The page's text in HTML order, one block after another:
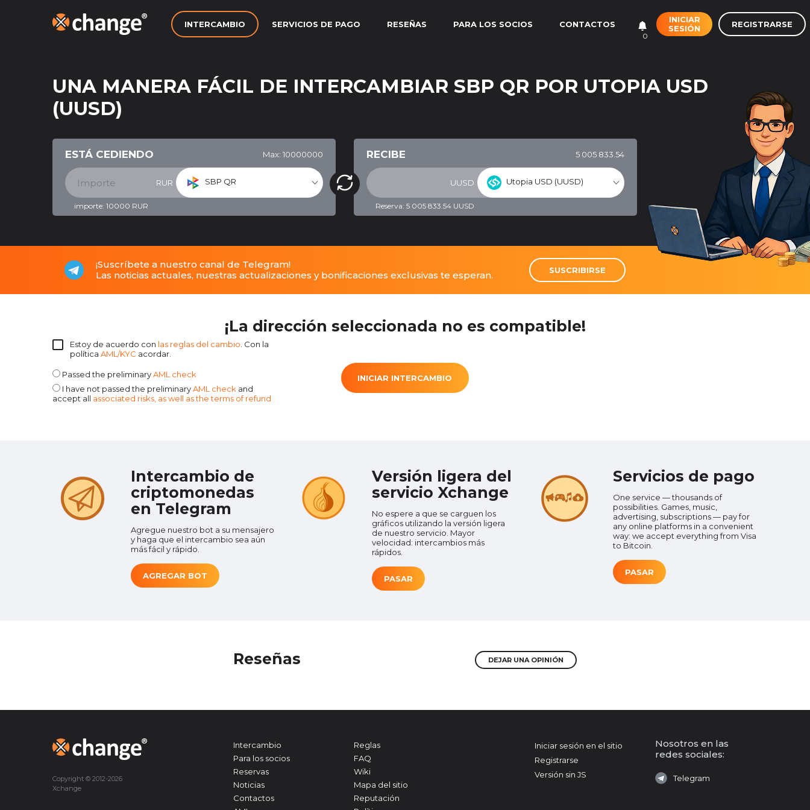
INTERCAMBIO SERVICIOS DE PAGO RESEÑAS PARA LOS SOCIOS CONTACTOS
0
INICIAR
SESIÓN
REGISTRARSE
UNA MANERA FÁCIL DE INTERCAMBIAR SBP QR POR UTOPIA USD
(UUSD)
ESTÁ CEDIENDO Max: 10000000
RUR SBP QR
importe: 10000 RUR
RECIBE 5 005 833.54
UUSD Utopia USD (UUSD)
Reserva: 5 005 833.54 UUSD
¡Suscríbete a nuestro canal de Telegram!
Las noticias actuales, nuestras actualizaciones y bonificaciones exclusivas te esperan.
SUSCRIBIRSE
¡La dirección seleccionada no es compatible!
Estoy de acuerdo con las reglas del cambio . Con la
política AML/KYC acordar.
Passed the preliminaryAML check
I have not passed the preliminaryAML check and
accept all associated risks, as well as the terms of refund
INICIAR INTERCAMBIO
Intercambio de
criptomonedas
en Telegram
Agregue nuestro bot a su mensajero
y haga que el intercambio sea aún
más fácil y rápido.
AGREGAR BOT
Versión ligera del
servicio Xchange
No espere a que se carguen los
gráficos utilizando la versión ligera
de nuestro servicio. Mayor
velocidad: intercambios más
rápidos.
PASAR
Servicios de pago
One service — thousands of
possibilities. Games, music,
advertising, subscriptions — pay for
any online platforms in a convenient
way: we accept everything from Visa
to Bitcoin.
PASAR
Reseñas DEJAR UNA OPINIÓN
Copyright © 2012-2026
Xchange
Intercambio
Para los socios
Reservas
Noticias
Contactos
Reglas
FAQ
Wiki
Mapa del sitio
Reputación
Iniciar sesión en el sitio
Registrarse
Versión sin JS
Nosotros en las
redes sociales:
Telegram